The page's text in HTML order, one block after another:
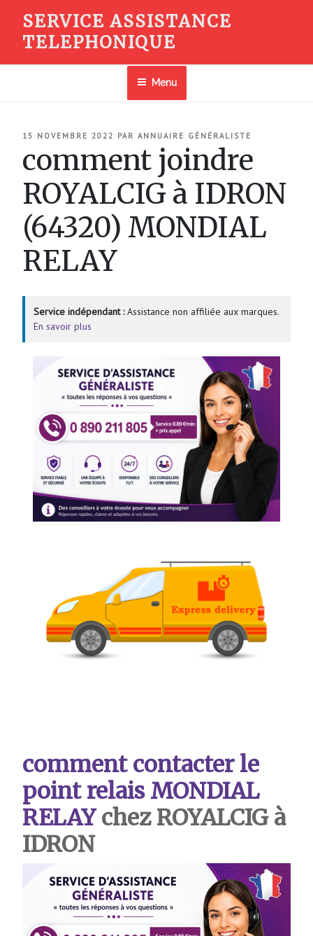
contenu
SERVICE ASSISTANCE
TELEPHONIQUE
Menu
PUBLIÉ
15 NOVEMBRE 2022 PAR ANNUAIRE GÉNÉRALISTE
comment joindre
ROYALCIG à IDRON
(64320) MONDIAL
RELAY
Service indépendant :Assistance non affiliée aux marques.
En savoir plus
comment contacter le
point relais MONDIAL
RELAYchez ROYALCIG à
IDRON